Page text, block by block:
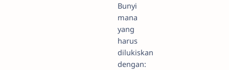
Bunyi
mana
yang
harus
dilukiskan
dengan: